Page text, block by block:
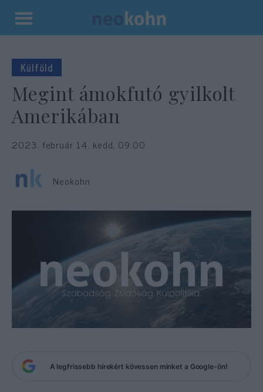
Kilépés
tartalomba
Külföld
Megint ámokfutó gyilkolt
Amerikában
2023. február 14. kedd, 09:00
Neokohn
A legfrissebb hírekért kövessen minket a Google-ön!